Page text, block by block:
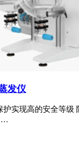
发仪
护实现高的安全等